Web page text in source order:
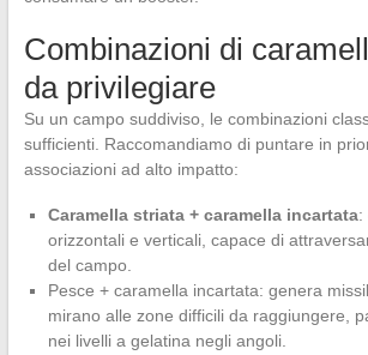
Combinazioni di
da privilegiare
Su un campo suddiviso, le combinazioni
sufficienti. Raccomandiamo di puntare in
associazioni ad alto impatto:
Caramella striata + caramella incartata:
orizzontali e verticali, capace di
del campo.
Pesce + caramella incartata: genera
mirano alle zone difficili da raggiungere,
nei livelli a gelatina negli angoli.